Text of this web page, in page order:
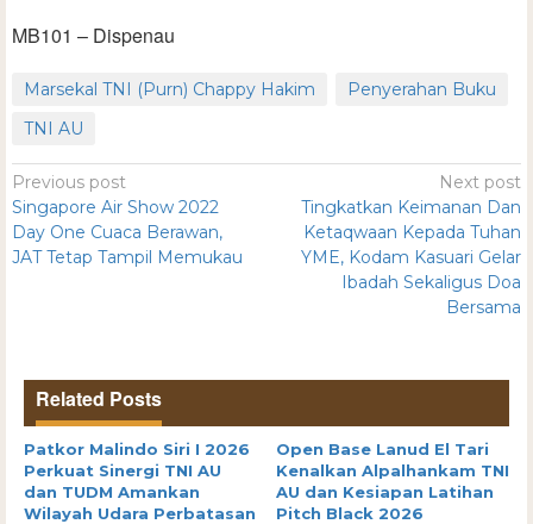
MB101 – Dispenau
Marsekal TNI (Purn) Chappy Hakim
Penyerahan Buku
TNI AU
Previous post
Singapore Air Show 2022
Day One Cuaca Berawan,
JAT Tetap Tampil Memukau
Next post
Tingkatkan Keimanan Dan
Ketaqwaan Kepada Tuhan
YME, Kodam Kasuari Gelar
Ibadah Sekaligus Doa
Bersama
Related Posts
Patkor Malindo Siri I 2026
Perkuat Sinergi TNI AU
dan TUDM Amankan
Wilayah Udara Perbatasan
Open Base Lanud El Tari
Kenalkan Alpalhankam TNI
AU dan Kesiapan Latihan
Pitch Black 2026